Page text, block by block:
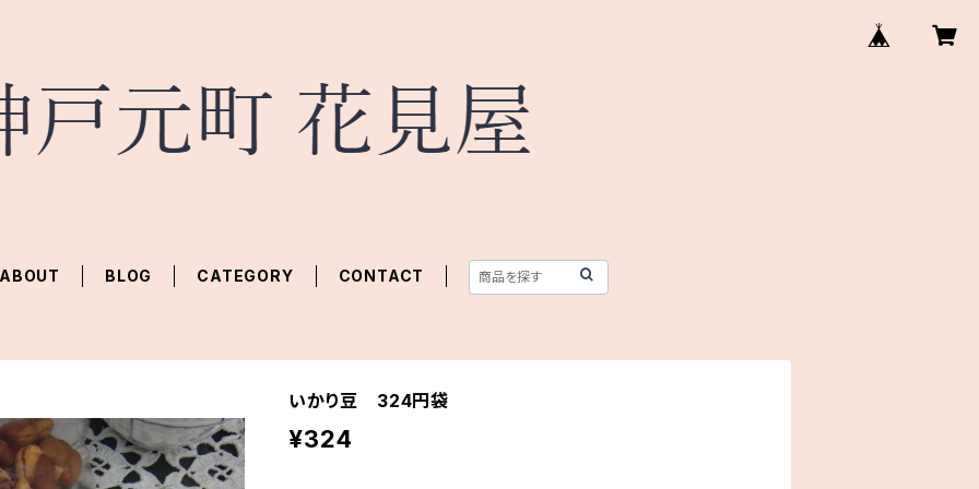
BLOG CATEGORY CONTACT
いかり豆 324円袋
¥324